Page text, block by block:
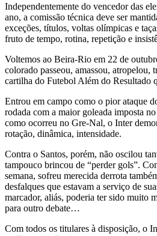
Independentemente do vencedor das
ano, a comissão técnica deve ser
exceções, títulos, voltas olímpicas e
fruto de tempo, rotina, repetição e
Voltemos ao Beira-Rio em 22 de
colorado passeou, amassou, atropelou,
cartilha do Futebol Além do Resultado
Entrou em campo como o pior ataque
rodada com a maior goleada imposta
como ocorreu no Gre-Nal, o Inter
rotação, dinâmica, intensidade.
Contra o Santos, porém, não oscilou
tampouco brincou de “perder gols”.
semana, sofreu merecida derrota
desfalques que estavam a serviço de
marcador, aliás, poderia ter sido muito
para outro debate…
Com todos os titulares à disposição, o